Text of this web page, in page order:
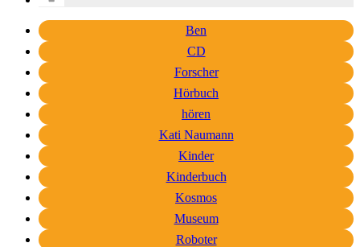
Ben
CD
Forscher
Hörbuch
hören
Kati Naumann
Kinder
Kinderbuch
Kosmos
Museum
Roboter